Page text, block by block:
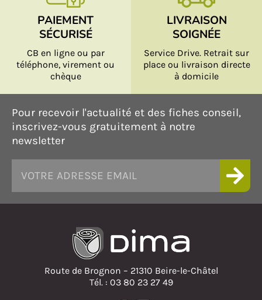
PAIEMENT
SÉCURISÉ
CB en ligne ou par
téléphone, virement ou
chèque
LIVRAISON
SOIGNÉE
Service Drive. Retrait sur
place ou livraison directe
à domicile
Pour recevoir l'actualité et des fiches conseil,
inscrivez-vous gratuitement à notre
newsletter
Route de Brognon – 21310 Beire-le-Châtel
Tél. : 03 80 23 27 49